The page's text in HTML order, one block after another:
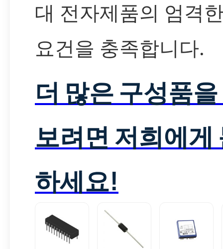
대 전자제품의 엄격
요건을 충족합니다.
더 많은 구성품
보려면 저희에게
하세요!